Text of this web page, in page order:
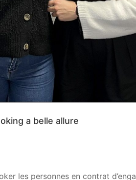
a belle allure
les personnes en contrat